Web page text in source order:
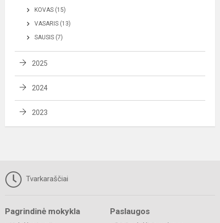
KOVAS (15)
VASARIS (13)
SAUSIS (7)
2025
2024
2023
Tvarkaraščiai
Pagrindinė mokykla Paslaugos